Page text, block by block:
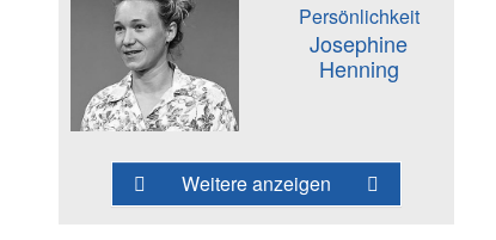
Persönlichkeit
Josephine
Henning
Weitere anzeigen